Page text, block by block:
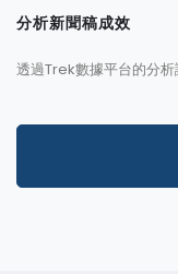
分析新聞稿成效
透過Trek數據平台的分